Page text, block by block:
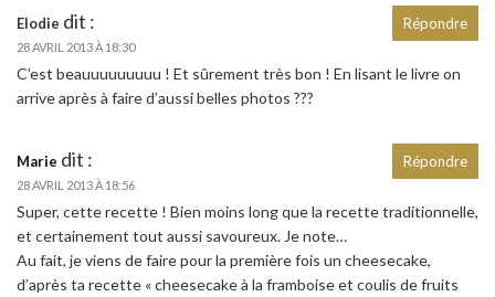
Elodie dit :
28 AVRIL 2013 À 18:30
C’est beauuuuuuuuu ! Et sûrement très bon ! En lisant le livre on
arrive après à faire d’aussi belles photos ???
Répondre
Marie dit :
28 AVRIL 2013 À 18:56
Super, cette recette ! Bien moins long que la recette traditionnelle,
et certainement tout aussi savoureux. Je note…
Au fait, je viens de faire pour la première fois un cheesecake,
d’après ta recette « cheesecake à la framboise et coulis de fruits
Répondre